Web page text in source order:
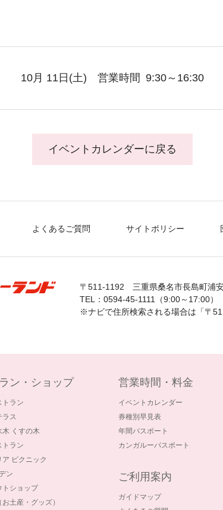
10月 11日 (土) 営業時間 9:30～16:30
イベントカレンダーに戻る
よくあるご質問 サイトポリシー
〒511-1192
三重県桑名市長島町浦
TEL：0594-45-1111（9:00～17:00）
※ナビで住所検索される場合は「〒
ン・ショップ
トラン
ラス
木 くすの木
トラン
ア ピクニック
ン
トショップ
土産・グッズ）
営業時間・料金
イベントカレンダー
券種別早見表
年間パスポート
カンガルーパスポート
ご利用案内
ガイドマップ